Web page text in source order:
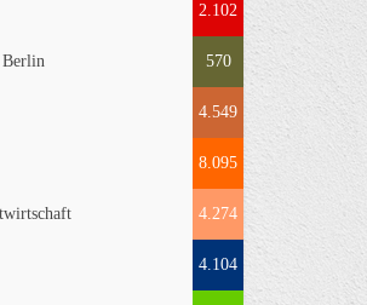
2.102
Berlin 570
4.549
8.095
4.274
4.104